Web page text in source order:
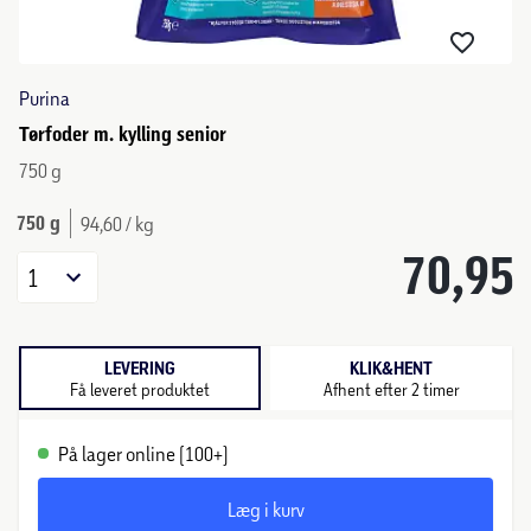
Purina
Tørfoder m. kylling senior
750 g
750 g 94,60 / kg
70,95
1
LEVERING
Få leveret produktet
KLIK&HENT
Afhent efter 2 timer
På lager online (100+)
Læg i kurv